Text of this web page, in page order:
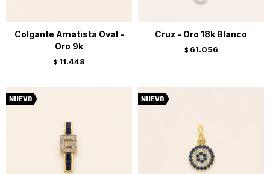
Colgante Amatista Oval -
Oro 9k
$ 11.448
Cruz - Oro 18k Blanco
$ 61.056